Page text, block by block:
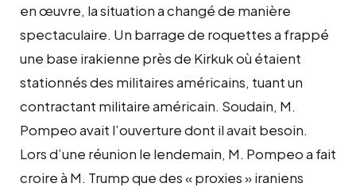
en œuvre, la situation a changé de manière
spectaculaire. Un barrage de roquettes a frappé
une base irakienne près de Kirkuk où étaient
stationnés des militaires américains, tuant un
contractant militaire américain. Soudain, M.
Pompeo avait l’ouverture dont il avait besoin.
Lors d’une réunion le lendemain, M. Pompeo a fait
croire à M. Trump que des « proxies » iraniens